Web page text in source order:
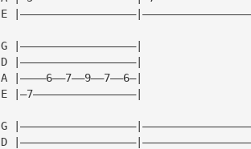
E
G |——————————————————|
D |——————————————————|
A |————6——7——9——7——6—|
E |—7————————————————|
G
D